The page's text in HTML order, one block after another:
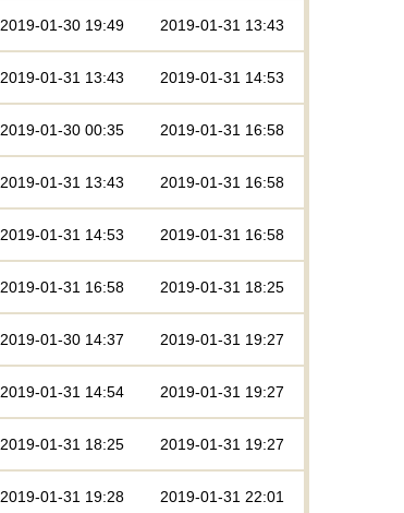
2019-01-30 19:49 2019-01-31 13:43
2019-01-31 13:43 2019-01-31 14:53
2019-01-30 00:35 2019-01-31 16:58
2019-01-31 13:43 2019-01-31 16:58
2019-01-31 14:53 2019-01-31 16:58
2019-01-31 16:58 2019-01-31 18:25
2019-01-30 14:37 2019-01-31 19:27
2019-01-31 14:54 2019-01-31 19:27
2019-01-31 18:25 2019-01-31 19:27
2019-01-31 19:28 2019-01-31 22:01